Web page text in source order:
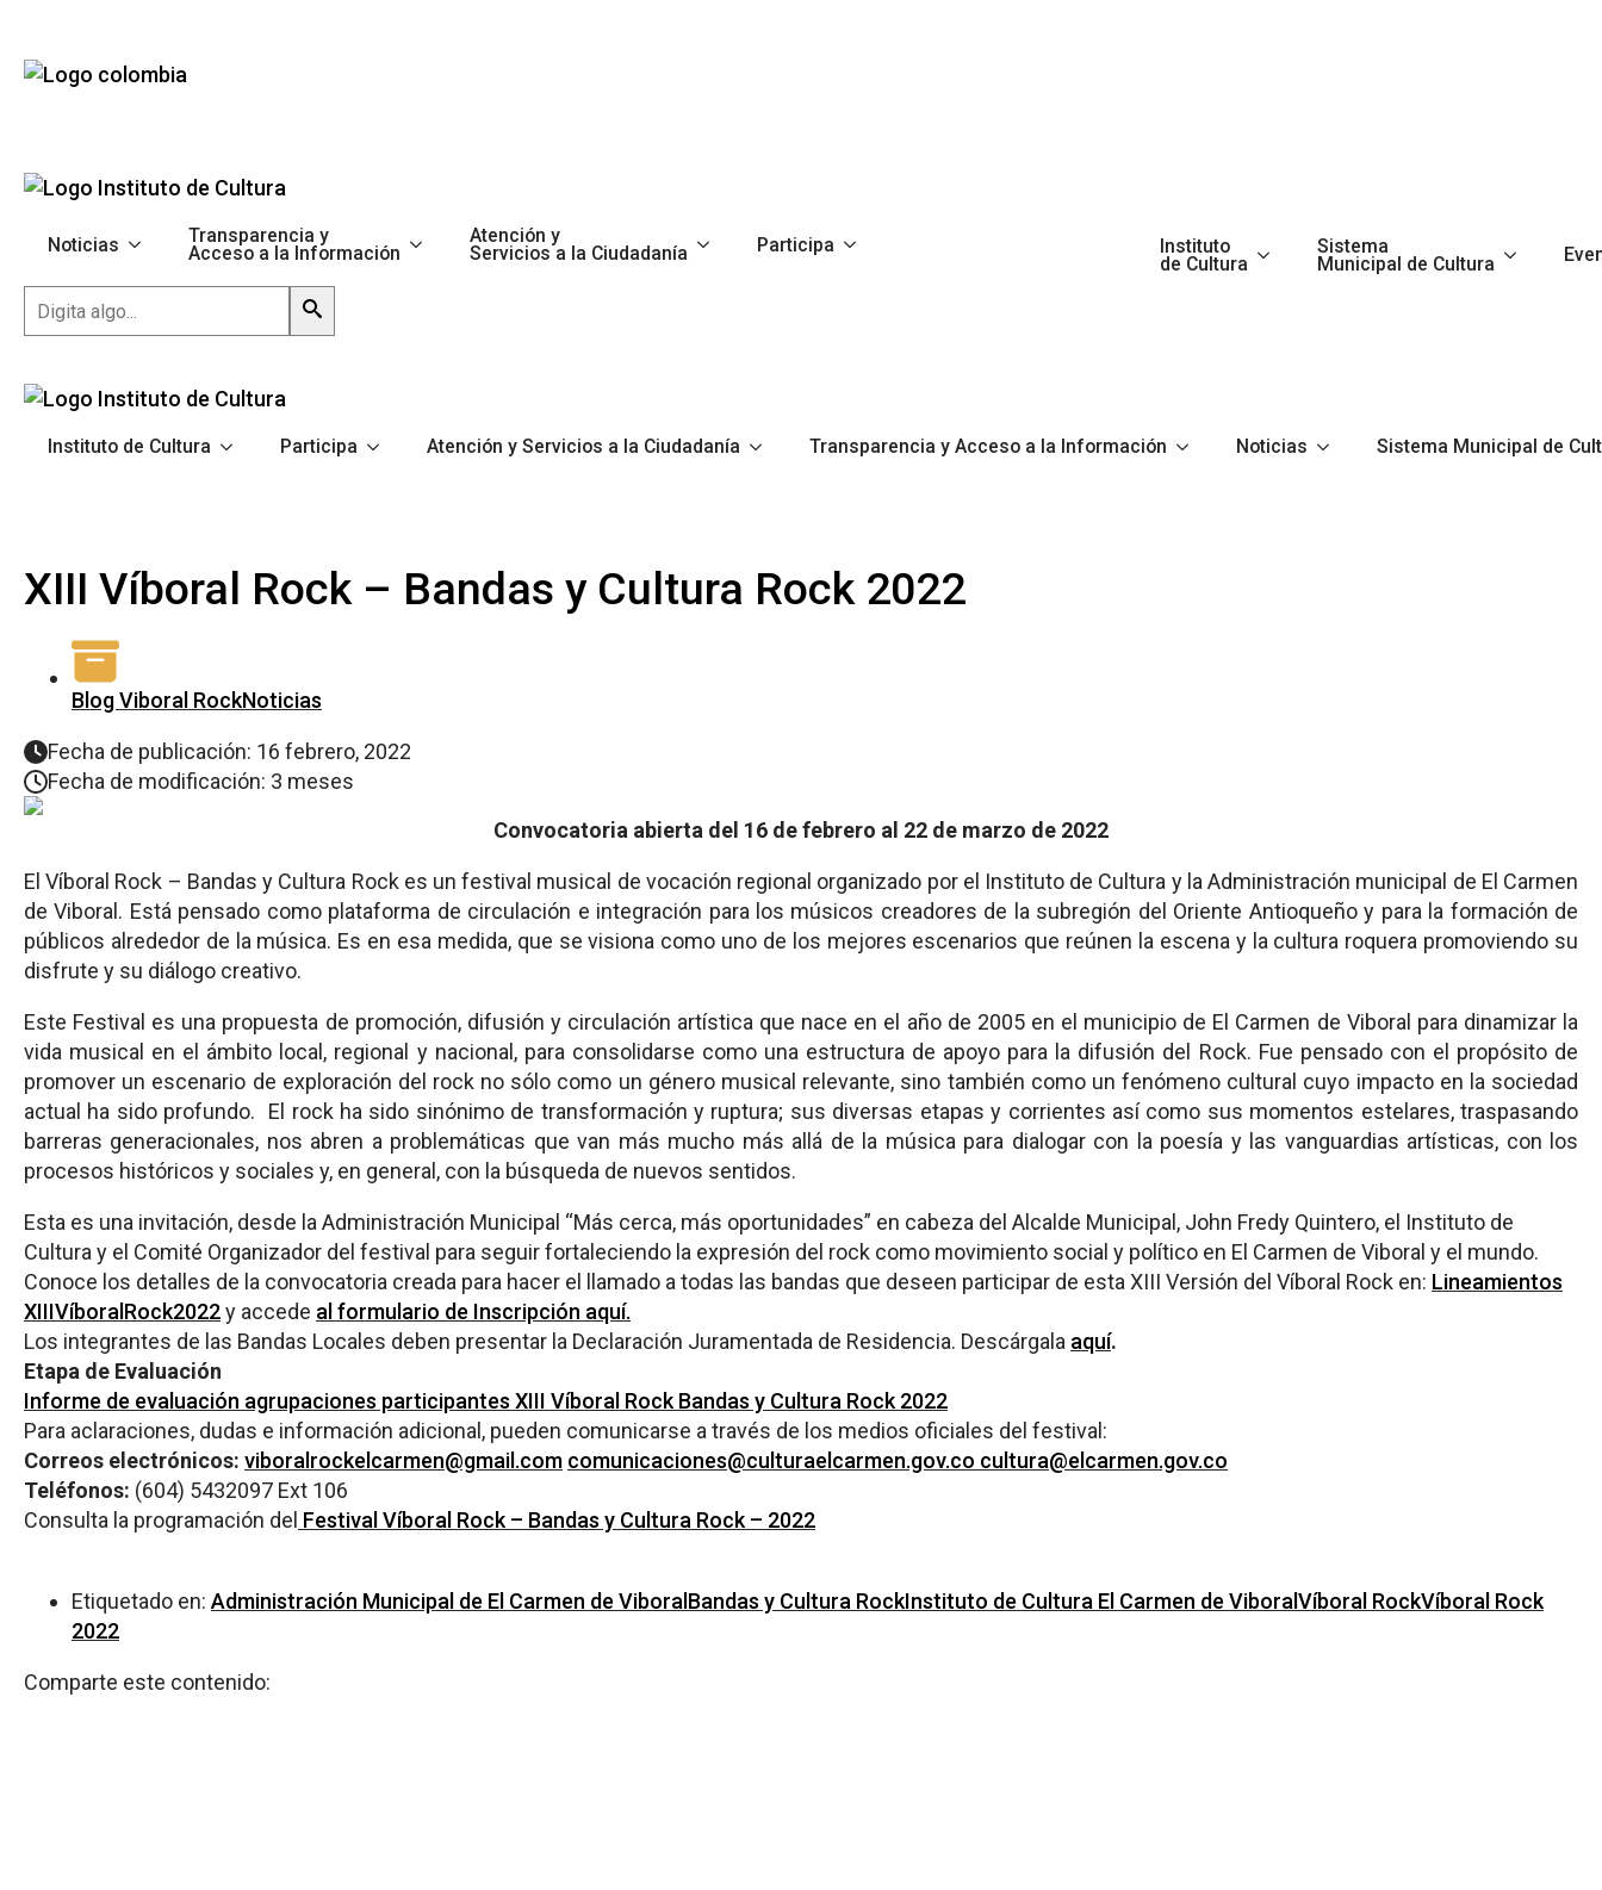
Noticias Transparencia y
Acceso a la Información
Atención y
Servicios a la Ciudadanía Participa
Buscar
Instituto
de Cultura
Sistema
Municipal de Cultura
Instituto de Cultura Participa Atención y Servicios a la Ciudadanía Transparencia y Acceso a la Información Noticias Sistema Municipal de
XIII Víboral Rock – Bandas y Cultura Rock 2022
Blog Viboral RockNoticias
Fecha de publicación: 16 febrero, 2022
Fecha de modificación: 3 meses
Convocatoria abierta del 16 de febrero al 22 de marzo de 2022
El Víboral Rock – Bandas y Cultura Rock es un festival musical de vocación regional organizado por el Instituto de Cultura y la Administración municipal de El Carmen
de Viboral. Está pensado como plataforma de circulación e integración para los músicos creadores de la subregión del Oriente Antioqueño y para la formación de
públicos alrededor de la música. Es en esa medida, que se visiona como uno de los mejores escenarios que reúnen la escena y la cultura roquera promoviendo su
disfrute y su diálogo creativo.
Este Festival es una propuesta de promoción, difusión y circulación artística que nace en el año de 2005 en el municipio de El Carmen de Viboral para dinamizar la
vida musical en el ámbito local, regional y nacional, para consolidarse como una estructura de apoyo para la difusión del Rock. Fue pensado con el propósito de
promover un escenario de exploración del rock no sólo como un género musical relevante, sino también como un fenómeno cultural cuyo impacto en la sociedad
actual ha sido profundo. El rock ha sido sinónimo de transformación y ruptura; sus diversas etapas y corrientes así como sus momentos estelares, traspasando
barreras generacionales, nos abren a problemáticas que van más mucho más allá de la música para dialogar con la poesía y las vanguardias artísticas, con los
procesos históricos y sociales y, en general, con la búsqueda de nuevos sentidos.
Esta es una invitación, desde la Administración Municipal “Más cerca, más oportunidades” en cabeza del Alcalde Municipal, John Fredy Quintero, el Instituto de
Cultura y el Comité Organizador del festival para seguir fortaleciendo la expresión del rock como movimiento social y político en El Carmen de Viboral y el mundo.
Conoce los detalles de la convocatoria creada para hacer el llamado a todas las bandas que deseen participar de esta XIII Versión del Víboral Rock en: Lineamientos
XIIIVíboralRock2022y accede al formulario de Inscripción aquí.
Los integrantes de las Bandas Locales deben presentar la Declaración Juramentada de Residencia. Descárgala aquí.
Etapa de Evaluación
Informe de evaluación agrupaciones participantes XIII Víboral Rock Bandas y Cultura Rock 2022
Para aclaraciones, dudas e información adicional, pueden comunicarse a través de los medios oficiales del festival:
Correos electrónicos: viboralrockelcarmen@gmail.com comunicaciones@culturaelcarmen.gov.co cultura@elcarmen.gov.co
Teléfonos: (604) 5432097 Ext 106
Consulta la programación del Festival Víboral Rock – Bandas y Cultura Rock – 2022
Etiquetado en: Administración Municipal de El Carmen de Viboral Bandas y Cultura RockInstituto de Cultura El Carmen de Viboral Víboral RockVíboral Rock
2022
Comparte este contenido: